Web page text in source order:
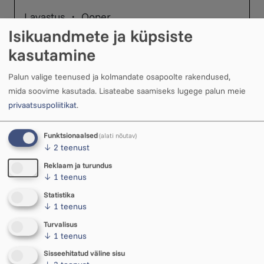
Lavastus ・ Ooper
Taani muusikadraama
''Põrmulaulud''
Lavastus ・ Ooper
Taani muusikadraama
''Põrmulaulud''
L 14. november ・ 19.00 – 20.05
Vaata kõiki sündmuseid
Isikuandmete ja küpsiste
kasutamine
Palun valige teenused ja kolmandate osapoolte rakendused,
mida soovime kasutada. Lisateabe saamiseks lugege palun meie
privaatsuspoliitikat.
Funktsionaalsed(alati nõutav)
↓ 2 teenust
Reklaam ja turundus
↓ 1 teenus
Statistika
↓ 1 teenus
Turvalisus
↓ 1 teenus
Sisseehitatud väline sisu